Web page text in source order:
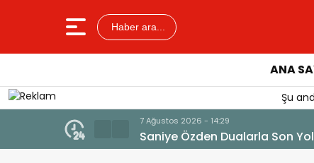
Haber ara...
ANA
Şu
7 Ağustos 2026 - 14:14
Tercih Döneminde